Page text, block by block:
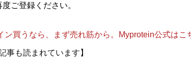
ご登録ください。
ン買うなら、まず売れ筋から。Myprotein公式はこ
事も読まれています】